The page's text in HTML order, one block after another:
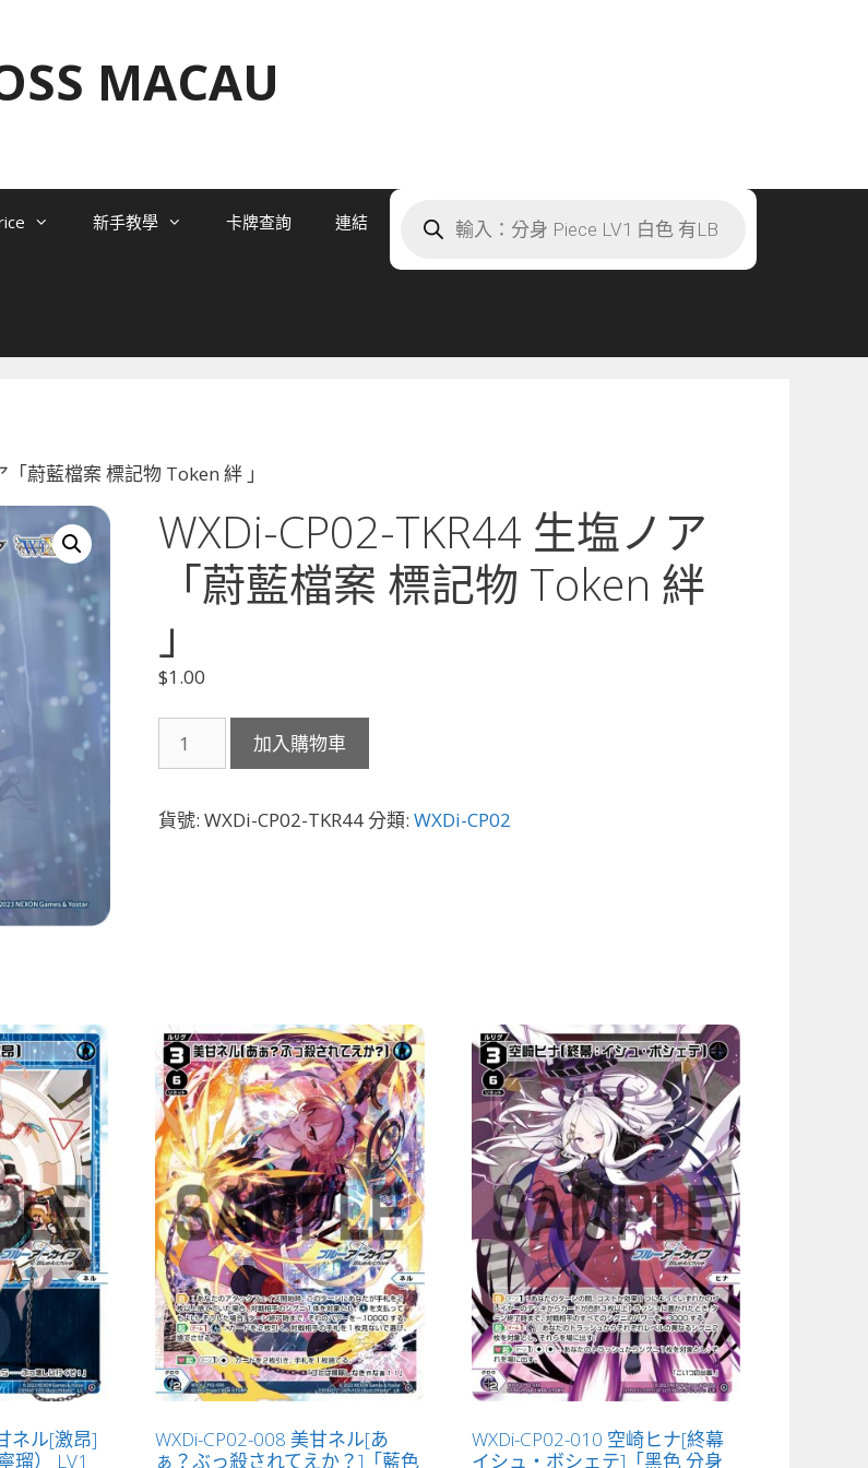
MACAU
新手教學 卡牌查詢 連結 search
蔚藍檔案 標記物 Token 絆 」
WXDi-CP02-TKR44 生塩ノア
「蔚藍檔案 標記物 Token 絆
」
$1.00
CP02-
生
標
記
物
Token
絆
」
數
量
加入購物車
貨號:WXDi-CP02-TKR44分類:WXDi-CP02
ネル[激昂]
瑠） LV1
WXDi-CP02-008 美甘ネル[あ
ぁ？ぶっ殺されてえか？]「藍色
WXDi-CP02-010 空崎ヒナ[終幕
イシュ・ボシェテ]「黑色 分身